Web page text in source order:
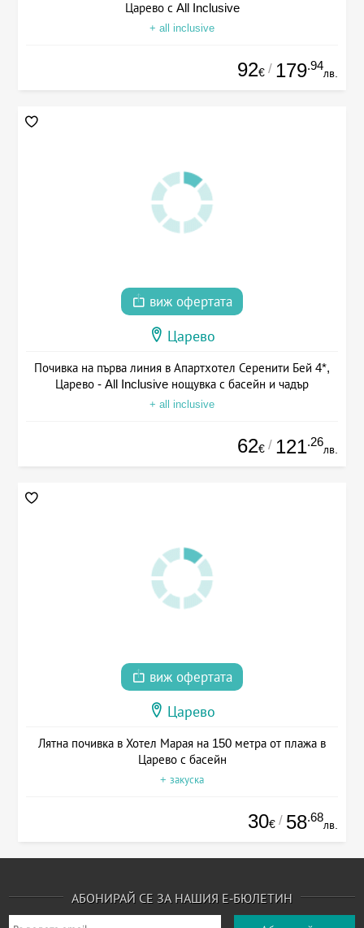
Царево с All Inclusive
+ all inclusive
92€ / 179.94
лв.
виж офертата
Царево
Почивка на първа линия в Апартхотел Серенити Бей 4*,
Царево - All Inclusive нощувка с басейн и чадър
+ all inclusive
62€ / 121.26
лв.
виж офертата
Царево
Лятна почивка в Хотел Марая на 150 метра от плажа в
Царево с басейн
+ закуска
30€ / 58.68
лв.
АБОНИРАЙ СЕ ЗА НАШИЯ Е-БЮЛЕТИН